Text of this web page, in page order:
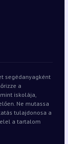
segédanyagként
a
iskolája,
Ne mutassa
tulajdonosa a
a tartalom